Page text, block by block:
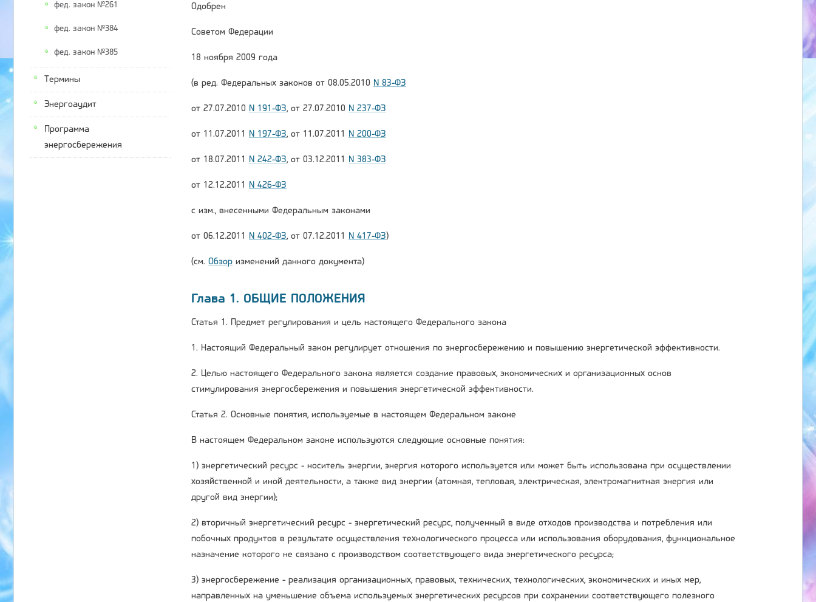
фед. закон №261
фед. закон №384
фед. закон №385
Термины
Энергоаудит
Программа
энергосбережения
Одобрен
Советом Федерации
18 ноября 2009 года
(в ред. Федеральных законов от 08.05.2010 N 83-ФЗ
от 27.07.2010 N 191-ФЗ, от 27.07.2010 N 237-ФЗ
от 11.07.2011 N 197-ФЗ, от 11.07.2011 N 200-ФЗ
от 18.07.2011 N 242-ФЗ, от 03.12.2011 N 383-ФЗ
от 12.12.2011 N 426-ФЗ
с изм., внесенными Федеральным законами
от 06.12.2011 N 402-ФЗ, от 07.12.2011 N 417-ФЗ)
(см. Обзор изменений данного документа)
Глава 1. ОБЩИЕ ПОЛОЖЕНИЯ
Статья 1. Предмет регулирования и цель настоящего Федерального закона
1. Настоящий Федеральный закон регулирует отношения по энергосбережению и повышению энергетической эффективности.
2. Целью настоящего Федерального закона является создание правовых, экономических и организационных основ
стимулирования энергосбережения и повышения энергетической эффективности.
Статья 2. Основные понятия, используемые в настоящем Федеральном законе
В настоящем Федеральном законе используются следующие основные понятия:
1) энергетический ресурс - носитель энергии, энергия которого используется или может быть использована при осуществлении
хозяйственной и иной деятельности, а также вид энергии (атомная, тепловая, электрическая, электромагнитная энергия или
другой вид энергии);
2) вторичный энергетический ресурс - энергетический ресурс, полученный в виде отходов производства и потребления или
побочных продуктов в результате осуществления технологического процесса или использования оборудования, функциональное
назначение которого не связано с производством соответствующего вида энергетического ресурса;
3) энергосбережение - реализация организационных, правовых, технических, технологических, экономических и иных мер,
направленных на уменьшение объема используемых энергетических ресурсов при сохранении соответствующего полезного